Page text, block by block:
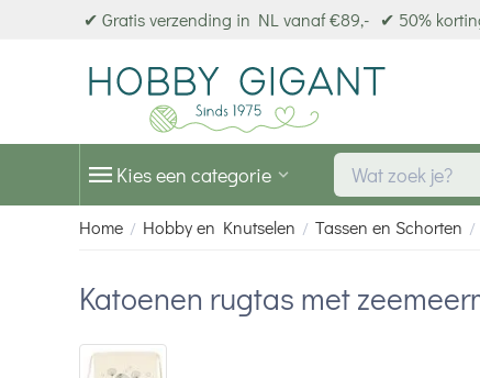
✔ Gratis verzending in NL vanaf €89,- ✔ 50%
Kies een categorie
Home / Hobby en Knutselen / Tassen en Schorten /
Katoenen rugtas met